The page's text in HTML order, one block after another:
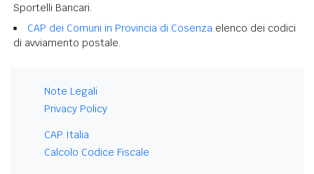
Sportelli Bancari.
CAP dei Comuni in Provincia di Cosenza elenco dei codici
di avviamento postale.
Note Legali
Privacy Policy
CAP Italia
Calcolo Codice Fiscale